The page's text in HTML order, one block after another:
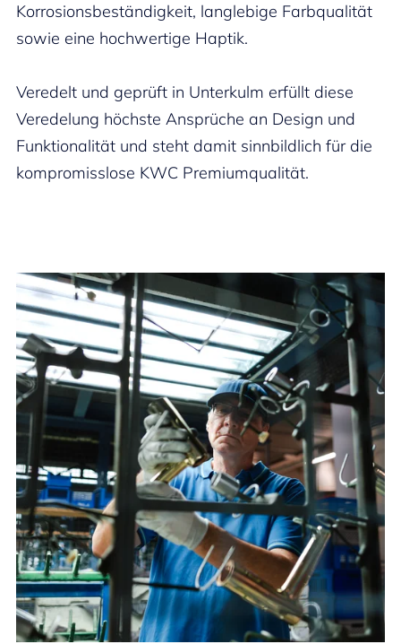
Korrosionsbeständigkeit, langlebige Farbqualität
sowie eine hochwertige Haptik.
Veredelt und geprüft in Unterkulm erfüllt diese
Veredelung höchste Ansprüche an Design und
Funktionalität und steht damit sinnbildlich für die
kompromisslose KWC Premiumqualität.